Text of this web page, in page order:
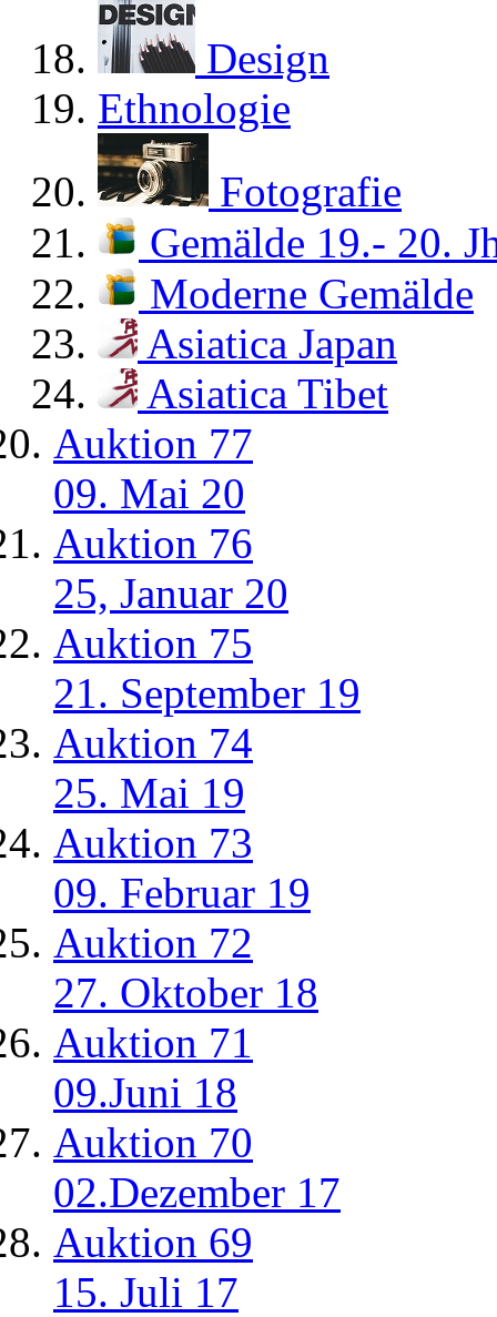
Design
Ethnologie
Fotografie
Gemälde 19.- 20.
Moderne Gemälde
Asiatica Japan
Asiatica Tibet
Auktion 77
09. Mai 20
Auktion 76
25, Januar 20
Auktion 75
21. September 19
Auktion 74
25. Mai 19
Auktion 73
09. Februar 19
Auktion 72
27. Oktober 18
Auktion 71
09.Juni 18
Auktion 70
02.Dezember 17
Auktion 69
15. Juli 17